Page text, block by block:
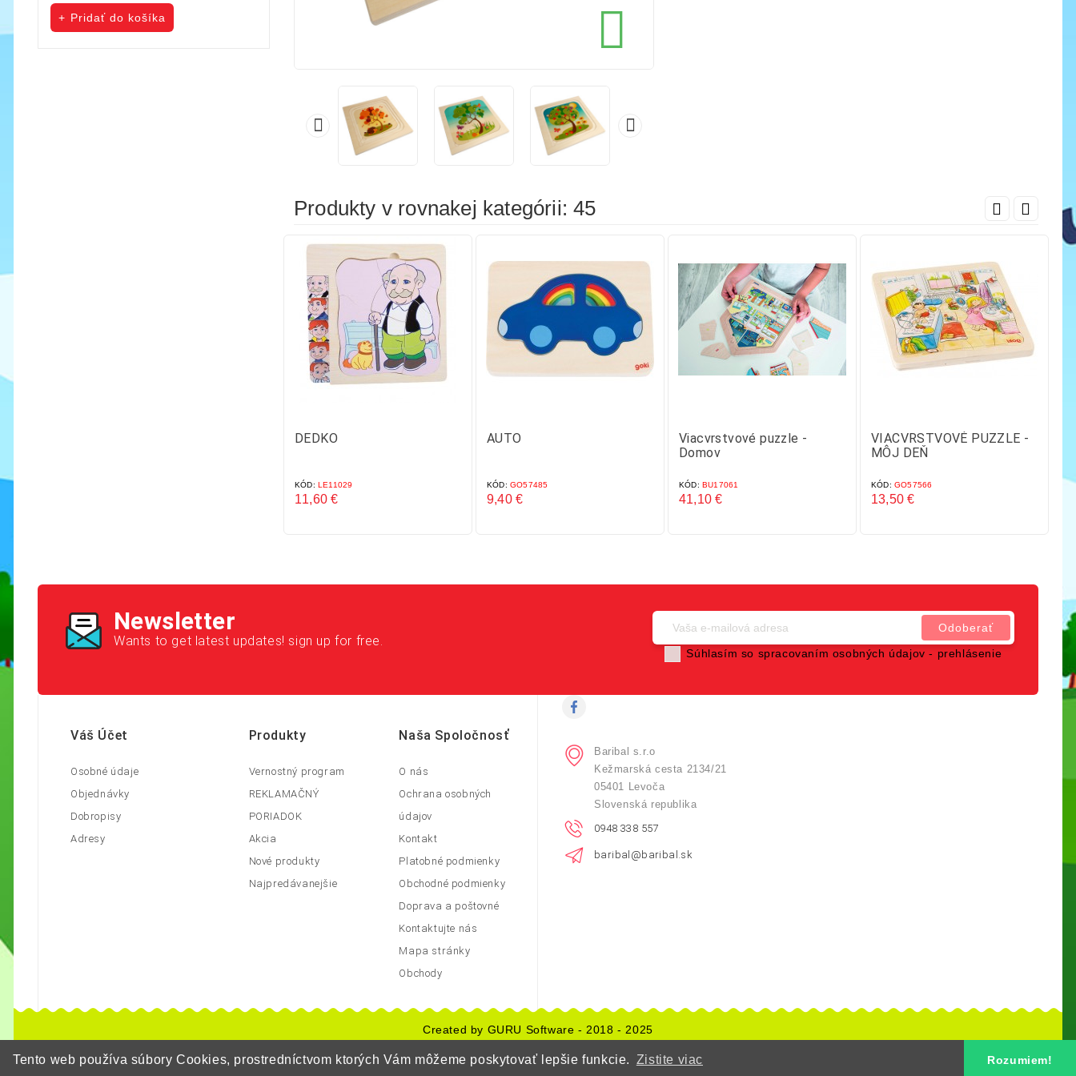
Tento web používa súbory Cookies, prostredníctvom ktorých Vám môžeme poskytovať lepšie funkcie. Zistite viac Rozumiem!
cena
Pridať do košíka Pridať do košíka 
 
Produkty v rovnakej kategórii: 45
DEDKO
KÓD: LE11029
11,60 €
AUTO
KÓD: GO57485
9,40 €
Viacvrstvové puzzle -
Domov
KÓD: BU17061
41,10 €
VIACVRSTVOVÉ PUZZLE -
MÔJ DEŇ
KÓD: GO57566
13,50 €
Newsletter
Wants to get latest updates! sign up for free.
Súhlasím so spracovaním osobných údajov - prehlásenie
Váš Účet
Osobné údaje
Objednávky
Dobropisy
Adresy
Produkty
Vernostný program
REKLAMAČNÝ
PORIADOK
Akcia
Nové produkty
Najpredávanejšie
Naša Spoločnosť
O nás
Ochrana osobných
údajov
Kontakt
Platobné podmienky
Obchodné podmienky
Doprava a poštovné
Kontaktujte nás
Mapa stránky
Obchody
Baribal s.r.o
Kežmarská cesta 2134/21
05401 Levoča
Slovenská republika
0948 338 557
baribal@baribal.sk
Created by GURU Software - 2018 - 2025